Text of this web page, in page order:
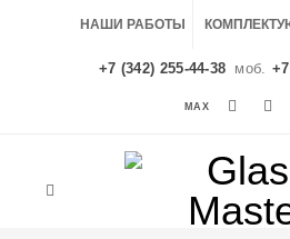
НАШИ РАБОТЫ
+7 (342) 255-44-38 моб.
MAX